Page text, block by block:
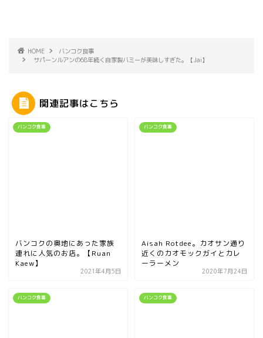
HOME
バンコク食事
サパーンルアンの68年続く自家製バミーが美味しすぎた。【Jai】
関連記事はこちら
バンコク食事
バンコクの奥地にあった家族
連れに人気のお店。【Ruan
Kaew】
2021年4月5日
バンコク食事
Aisah Rotdee。カオサン通り
近くのカオモックガイとカレ
ーラーメン
2020年7月24日
バンコク食事 バンコク食事